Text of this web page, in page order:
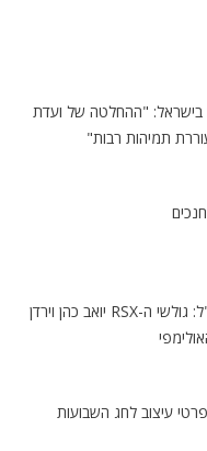
בישראל: "ההחלטה של ועדת
תמיהות רבות"
גביע קסריה ע"ש איתי אמיר ז"ל: גולשי ה-RSX יואב כהן וירדן
עיצוב לחג השבועות